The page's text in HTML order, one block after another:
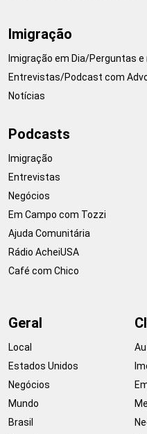
Imigração
Imigração em Dia/Perguntas
Entrevistas/Podcast com
Notícias
Podcasts
Imigração
Entrevistas
Negócios
Em Campo com Tozzi
Ajuda Comunitária
Rádio AcheiUSA
Café com Chico
Geral
Local
Estados Unidos
Negócios
Mundo
Brasil